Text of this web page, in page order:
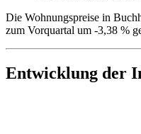
Die Wohnungspreise in
zum Vorquartal um -3,38 %
Entwicklung der